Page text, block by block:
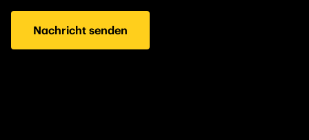
Nachricht senden